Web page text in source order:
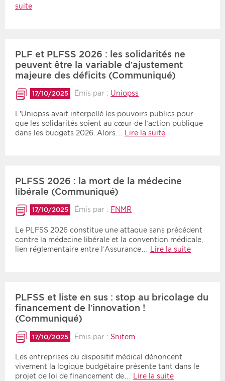
suite
PLF et PLFSS 2026 : les solidarités ne
peuvent être la variable d’ajustement
majeure des déficits (Communiqué)
17/10/2025 Émis par : Uniopss
L’Uniopss avait interpellé les pouvoirs publics pour
que les solidarités soient au cœur de l’action publique
dans les budgets 2026. Alors…
Lire la suite
PLFSS 2026 : la mort de la médecine
libérale (Communiqué)
17/10/2025 Émis par : FNMR
Le PLFSS 2026 constitue une attaque sans précédent
contre la médecine libérale et la convention médicale,
lien réglementaire entre l’Assurance…
Lire la suite
PLFSS et liste en sus : stop au bricolage du
financement de l’innovation !
(Communiqué)
17/10/2025 Émis par : Snitem
Les entreprises du dispositif médical dénoncent
vivement la logique budgétaire présente tant dans le
projet de loi de financement de… Lire la suite